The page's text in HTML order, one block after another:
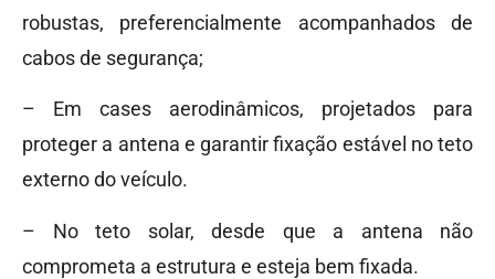
robustas, preferencialmente acompanhados de
cabos de segurança;
– Em cases aerodinâmicos, projetados para
proteger a antena e garantir fixação estável no teto
externo do veículo.
– No teto solar, desde que a antena não
comprometa a estrutura e esteja bem fixada.